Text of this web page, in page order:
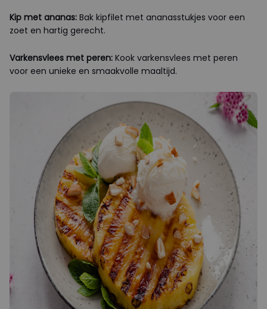
Kip met ananas: Bak kipfilet met ananasstukjes voor een
zoet en hartig gerecht.
Varkensvlees met peren: Kook varkensvlees met peren
voor een unieke en smaakvolle maaltijd.